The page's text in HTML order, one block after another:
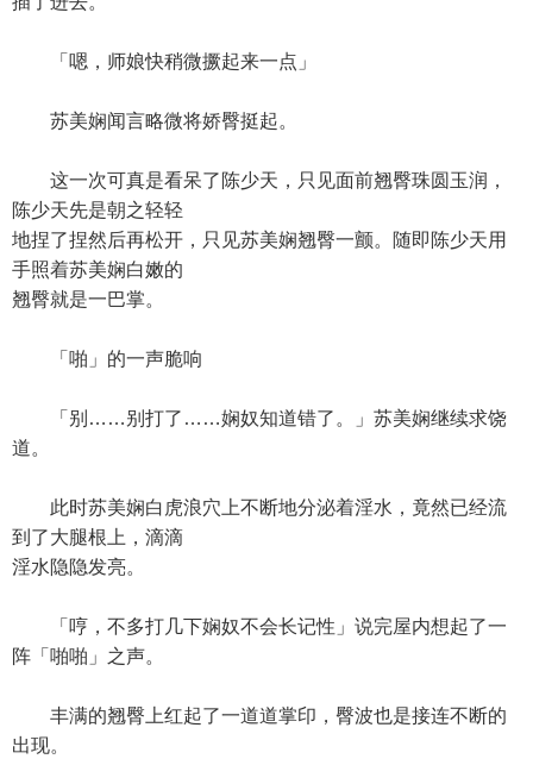
「嗯，师娘快稍微撅起来一点」
苏美娴闻言略微将娇臀挺起。
这一次可真是看呆了陈少天，只见面前翘臀珠圆玉润，
陈少天先是朝之轻轻
地捏了捏然后再松开，只见苏美娴翘臀一颤。随即陈少天用
手照着苏美娴白嫩的
翘臀就是一巴掌。
「啪」的一声脆响
「别……别打了……娴奴知道错了。」苏美娴继续求饶
道。
此时苏美娴白虎浪穴上不断地分泌着淫水，竟然已经流
到了大腿根上，滴滴
淫水隐隐发亮。
「哼，不多打几下娴奴不会长记性」说完屋内想起了一
阵「啪啪」之声。
丰满的翘臀上红起了一道道掌印，臀波也是接连不断的
出现。